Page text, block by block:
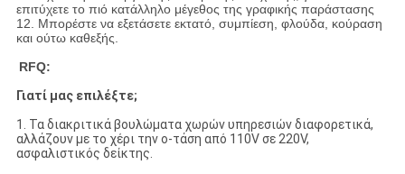
επιτύχετε το πιό κατάλληλο μέγεθος της γραφικής παράστασης
12. Μπορέστε να εξετάσετε εκτατό, συμπίεση, φλούδα, κούραση
και ούτω καθεξής.
RFQ:
Γιατί μας επιλέξτε;
1. Τα διακριτικά βουλώματα χωρών υπηρεσιών διαφορετικά,
αλλάζουν με το χέρι την ο-τάση από 110V σε 220V,
ασφαλιστικός δείκτης.